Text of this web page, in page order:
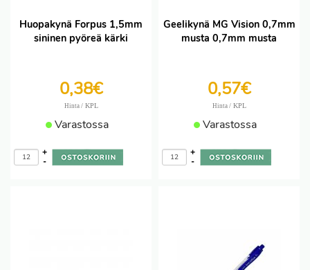
Huopakynä Forpus 1,5mm
sininen pyöreä kärki
0,38€
Hinta / KPL
Varastossa
-
+
Geelikynä MG Vision 0,7mm
musta 0,7mm musta
0,57€
Hinta / KPL
Varastossa
-
+